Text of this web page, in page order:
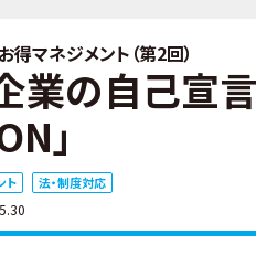
マネジメント（第2回）
業の自己宣
」
ト 法・制度対応